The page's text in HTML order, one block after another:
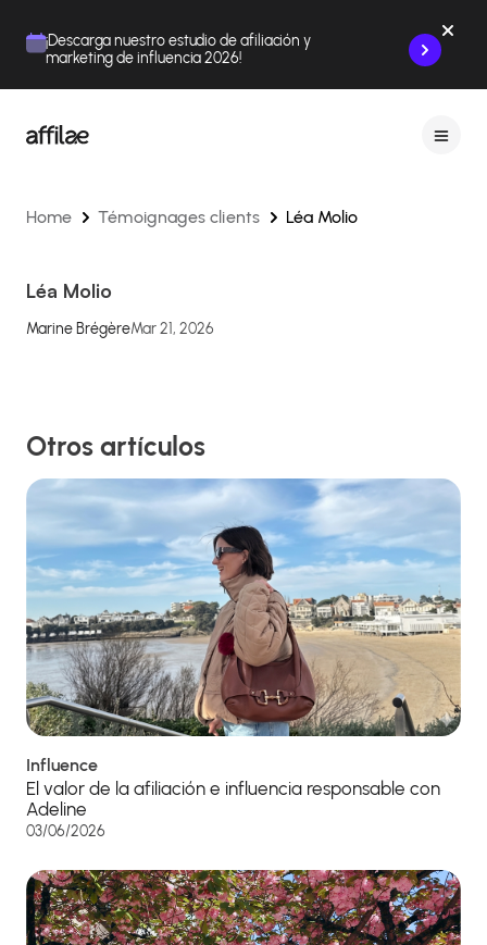
¡Descarga nuestro estudio de afiliación y
marketing de influencia 2026!
Home Témoignages clients Léa Molio
Léa Molio
Marine BrégèreMar 21, 2026
Otros artículos
Influence
El valor de la afiliación e influencia responsable con
Adeline
03/06/2026